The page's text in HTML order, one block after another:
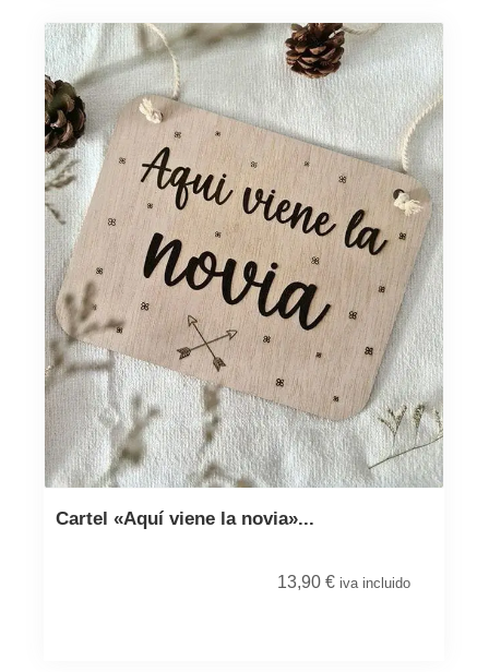
Cartel «Aquí viene la novia»...
13,90 € iva incluido